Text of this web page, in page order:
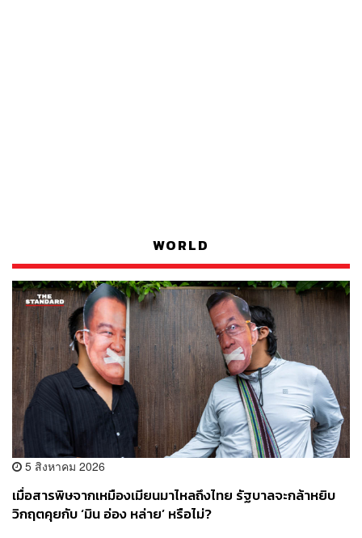
WORLD
5 สิงหาคม 2026
เมื่อสารพิษจากเหมืองเมียนมาไหลถึงไทย รัฐบาลจะกล้าหยิบ
วิกฤตคุยกับ ‘มิน อ่อง หล่าย’ หรือไม่?